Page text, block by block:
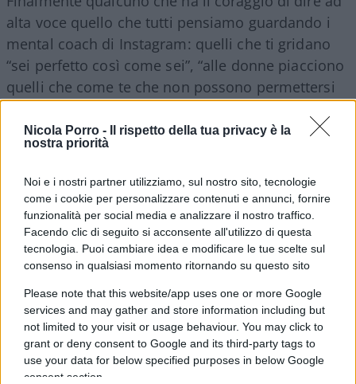
Nicola Porro -
Il rispetto della tua privacy è la
nostra priorità
Noi e i nostri partner utilizziamo, sul nostro sito, tecnologie
come i cookie per personalizzare contenuti e annunci, fornire
funzionalità per social media e analizzare il nostro traffico.
Facendo clic di seguito si acconsente all'utilizzo di questa
tecnologia. Puoi cambiare idea e modificare le tue scelte sul
consenso in qualsiasi momento ritornando su questo sito
Please note that this website/app uses one or more Google
services and may gather and store information including but
not limited to your visit or usage behaviour. You may click to
grant or deny consent to Google and its third-party tags to
use your data for below specified purposes in below Google
consent section.
alta voce quello che tutti pensiamo guardando i
mental coach di Instagram: quelli che ti gridano
“sei perfetto così come sei”, “alle donne piacciono
quelli che come te che non possono permettersi
depongno le uova lungo i torrenti”, con la
stessa convinzione roboante e vagamente
scrivania — un fenomeno acustico, non un
pensiero. Peter Cameron Ellis li relega
esattamente lì dove meritano: nello stanzino degli
oggetti inutili, insieme alle pallette da tennis, ai
da persone che, sospetto fortissimo, hanno
imparato da poco a prendere l’ascensore da sole.